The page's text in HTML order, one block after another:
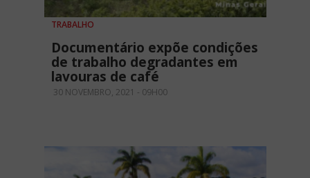
TRABALHO
Documentário expõe condições
de trabalho degradantes em
lavouras de café
30 NOVEMBRO, 2021 - 09H00